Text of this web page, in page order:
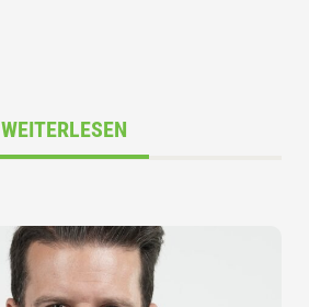
WEITERLESEN